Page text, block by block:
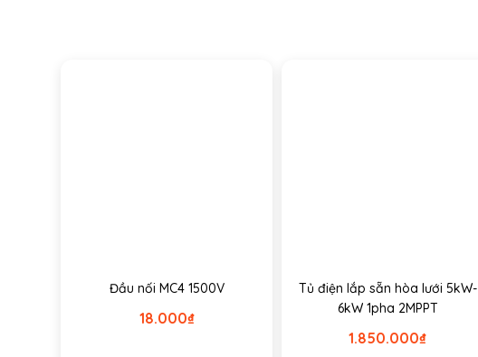
Đầu nối MC4 1500V
₫
18.000
Tủ điện lắp sẵn hòa lưới 5kW-
6kW 1pha 2MPPT
₫
1.850.000